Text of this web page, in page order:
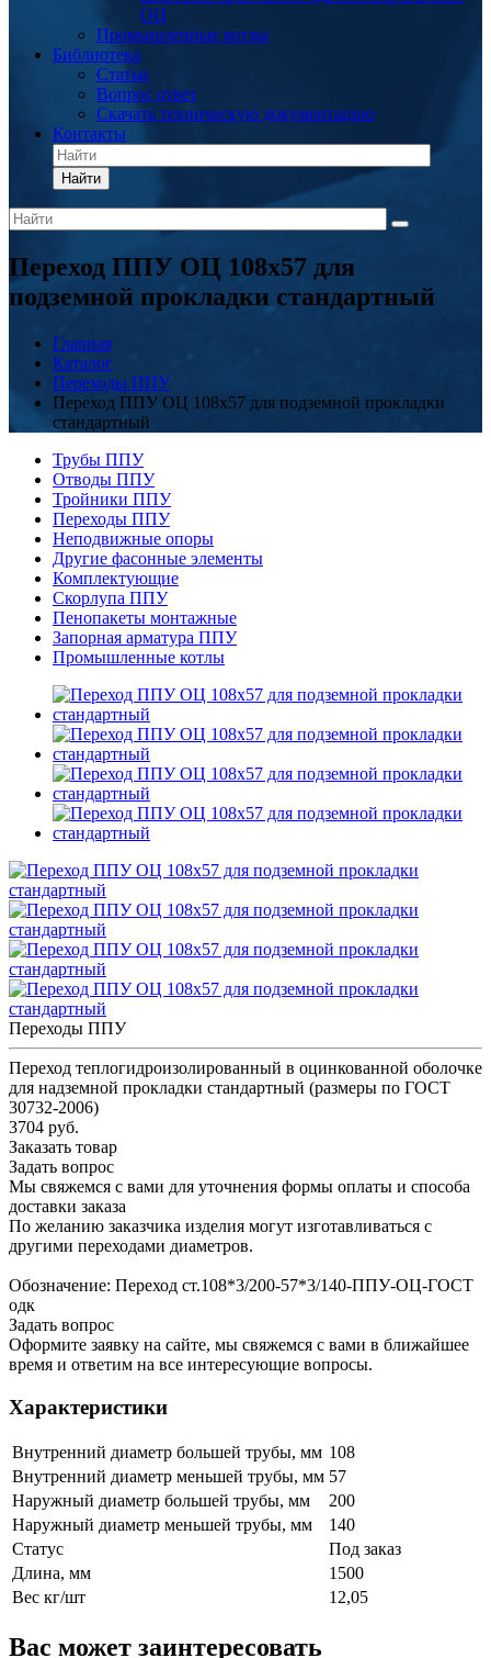
ОЦ
Промышленные котлы
Библиотека
Статьи
Вопрос ответ
Скачать техническую документацию
Контакты
Найти
Переход ППУ ОЦ 108x57 для
подземной прокладки стандартный
Главная
Каталог
Переходы ППУ
Переход ППУ ОЦ 108x57 для подземной прокладки
стандартный
Трубы ППУ
Отводы ППУ
Тройники ППУ
Переходы ППУ
Неподвижные опоры
Другие фасонные элементы
Комплектующие
Скорлупа ППУ
Пенопакеты монтажные
Запорная арматура ППУ
Промышленные котлы
Переходы ППУ
Переход теплогидроизолированный в оцинкованной оболочке
для надземной прокладки стандартный (размеры по ГОСТ
30732-2006)
3704 руб.
Заказать товар
Задать вопрос
Мы свяжемся с вами для уточнения формы оплаты и способа
доставки заказа
По желанию заказчика изделия могут изготавливаться с
другими переходами диаметров.
Обозначение: Переход ст.108*3/200-57*3/140-ППУ-ОЦ-ГОСТ
одк
Задать вопрос
Оформите заявку на сайте, мы свяжемся с вами в ближайшее
время и ответим на все интересующие вопросы.
Характеристики
Внутренний диаметр большей трубы, мм 108
Внутренний диаметр меньшей трубы, мм 57
Наружный диаметр большей трубы, мм
200
Наружный диаметр меньшей трубы, мм
140
Статус
Под заказ
Длина, мм
1500
Вес кг/шт
12,05
Вас может заинтересовать